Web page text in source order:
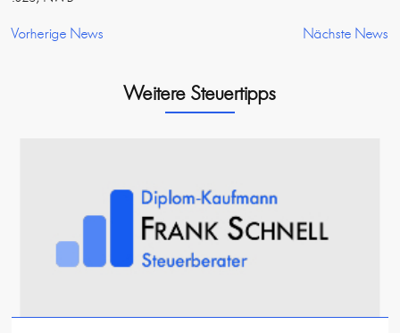
Vorherige News Nächste News
Weitere Steuertipps